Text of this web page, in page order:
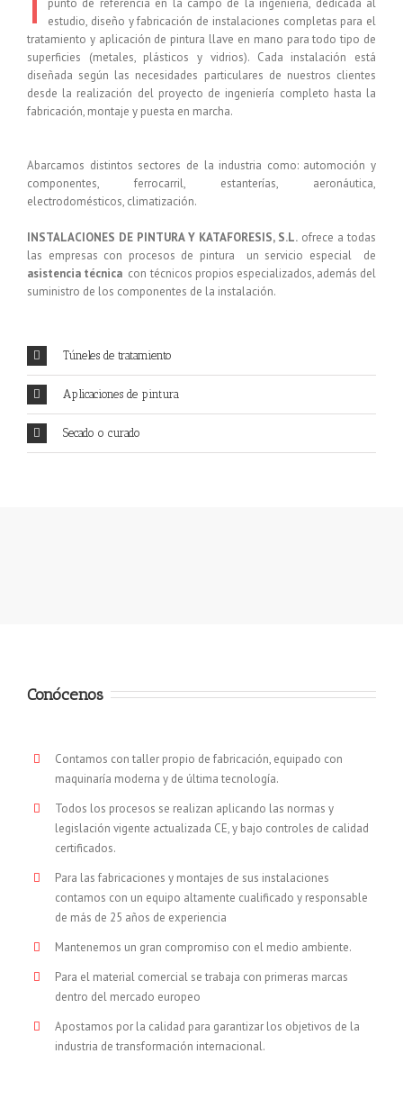
punto de referencia en la campo de la ingeniería, dedicada al
estudio, diseño y fabricación de instalaciones completas para el
tratamiento y aplicación de pintura llave en mano para todo tipo de
superficies (metales, plásticos y vidrios). Cada instalación está
diseñada según las necesidades particulares de nuestros clientes
desde la realización del proyecto de ingeniería completo hasta la
fabricación, montaje y puesta en marcha.
Abarcamos distintos sectores de la industria como: automoción y
componentes, ferrocarril, estanterías, aeronáutica,
electrodomésticos, climatización.
INSTALACIONES DE PINTURA Y KATAFORESIS, S.L. ofrece a todas
las empresas con procesos de pintura un servicio especial de
asistencia técnica con técnicos propios especializados, además del
suministro de los componentes de la instalación.
Túneles de tratamiento
Aplicaciones de pintura
Secado o curado
Conócenos
Contamos con taller propio de fabricación, equipado con
maquinaría moderna y de última tecnología.
Todos los procesos se realizan aplicando las normas y
legislación vigente actualizada CE, y bajo controles de calidad
certificados.
Para las fabricaciones y montajes de sus instalaciones
contamos con un equipo altamente cualificado y responsable
de más de 25 años de experiencia
Mantenemos un gran compromiso con el medio ambiente.
Para el material comercial se trabaja con primeras marcas
dentro del mercado europeo
Apostamos por la calidad para garantizar los objetivos de la
industria de transformación internacional.